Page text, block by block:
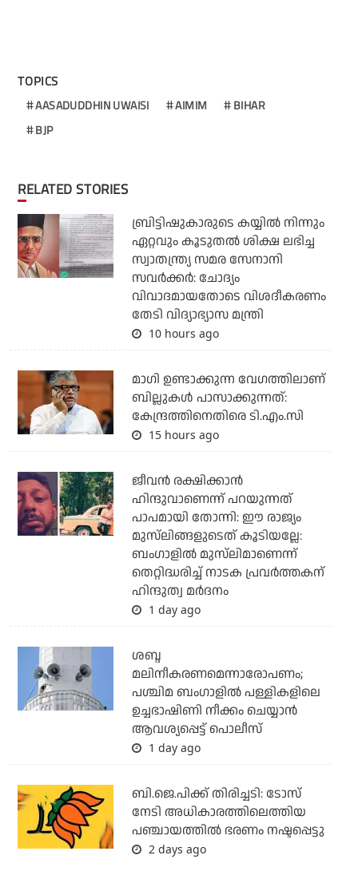
TOPICS
AASADUDDHIN UWAISI AIMIM
BIHAR
BJP
RELATED STORIES
ബ്രിട്ടിഷുകാരുടെ കയ്യില്‍ നിന്നും
ഏറ്റവും കൂടുതല്‍ ശിക്ഷ ലഭിച്ച
സ്വാതന്ത്ര്യ സമര സേനാനി
സവര്‍ക്കര്‍: ചോദ്യം
വിവാദമായതോടെ വിശദീകരണം
തേടി വിദ്യാഭ്യാസ മന്ത്രി
10 hours ago
മാഗി ഉണ്ടാക്കുന്ന വേഗത്തിലാണ്
ബില്ലുകള്‍ പാസാക്കുന്നത്:
കേന്ദ്രത്തിനെതിരെ ടി.എം.സി
15 hours ago
ജീവന്‍ രക്ഷിക്കാന്‍
ഹിന്ദുവാണെന്ന് പറയുന്നത്
പാപമായി തോന്നി: ഈ രാജ്യം
മുസ്‌ലിങ്ങളുടെത് കൂടിയല്ലേ:
ബംഗാളില്‍ മുസ്‌ലിമാണെന്ന്
തെറ്റിദ്ധരിച്ച് നാടക പ്രവര്‍ത്തകന്
ഹിന്ദുത്വ മര്‍ദനം
1 day ago
ശബ്ദ
മലിനീകരണമെന്നാരോപണം;
പശ്ചിമ ബംഗാളില്‍ പള്ളികളിലെ
ഉച്ചഭാഷിണി നീക്കം ചെയ്യാന്‍
ആവശ്യപ്പെട്ട് പൊലീസ്
1 day ago
ബി.ജെ.പിക്ക് തിരിച്ചടി: ടോസ്
നേടി അധികാരത്തിലെത്തിയ
പഞ്ചായത്തില്‍ ഭരണം നഷ്ടപ്പെട്ടു
2 days ago